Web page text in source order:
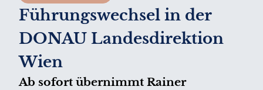
Führungswechsel in der
DONAU Landesdirektion
Wien
Ab sofort übernimmt Rainer